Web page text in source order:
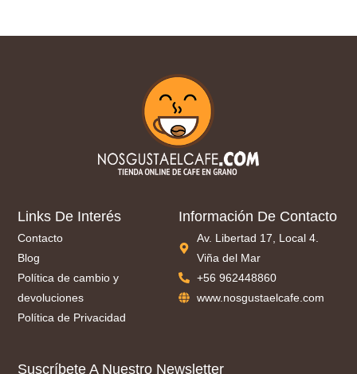
Links De Interés
Contacto
Blog
Política de cambio y
devoluciones
Política de Privacidad
Información De Contacto
Av. Libertad 17, Local 4.
Viña del Mar
+56 962448860
www.nosgustaelcafe.com
Suscríbete A Nuestro Newsletter